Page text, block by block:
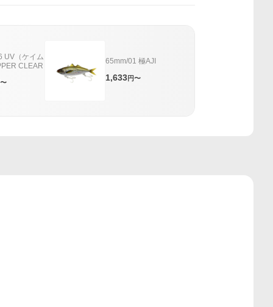
UV（ケイム
CLEAR
65mm/01 極AJI
1,633円〜